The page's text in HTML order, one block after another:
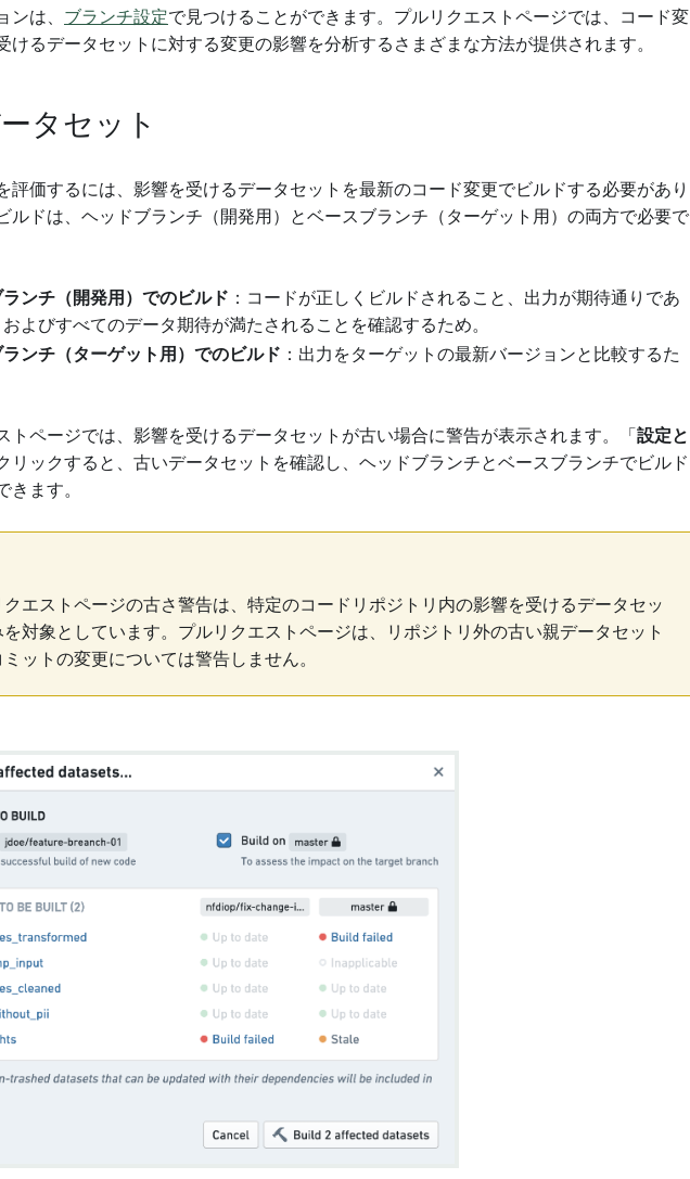
ンは、 ブランチ設定で見つけることができます。プルリクエストページでは、コード変
けるデータセットに対する変更の影響を分析するさまざまな方法が提供されます。
タセット
評価するには、影響を受けるデータセットを最新のコード変更でビルドする必要があり
ルドは、ヘッドブランチ（開発用）とベースブランチ（ターゲット用）の両方で必要で
ンチ（開発用）でのビルド ：コードが正しくビルドされること、出力が期待通りであ
よびすべてのデータ期待が満たされることを確認するため。
ンチ（ターゲット用）でのビルド ：出力をターゲットの最新バージョンと比較するた
トページでは、影響を受けるデータセットが古い場合に警告が表示されます。「 設定と
リックすると、古いデータセットを確認し、ヘッドブランチとベースブランチでビルド
きます。
クエストページの古さ警告は、特定のコードリポジトリ内の影響を受けるデータセッ
を対象としています。プルリクエストページは、リポジトリ外の古い親データセット
ットの変更については警告しません。